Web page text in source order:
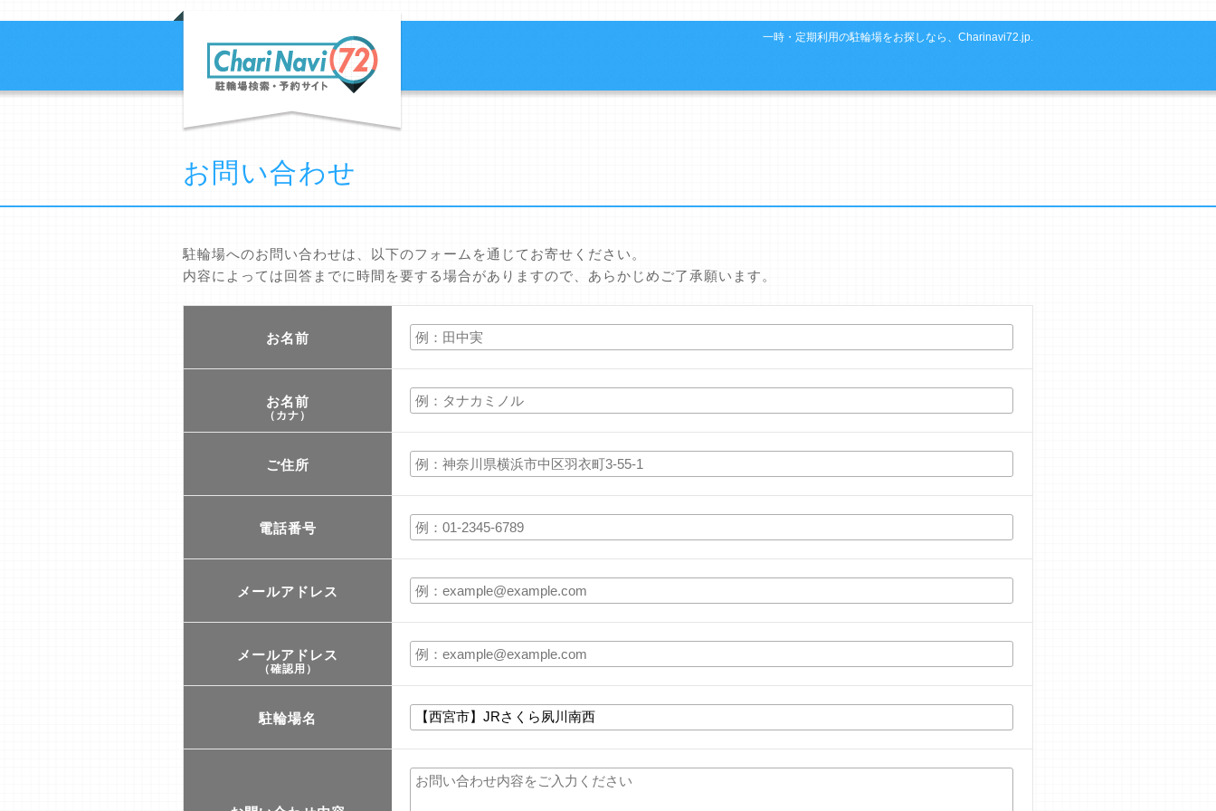
一時・定期利用の駐輪場をお探しなら、Charinavi72.jp.
お問い合わせ
駐輪場へのお問い合わせは、以下のフォームを通じてお寄せください。
内容によっては回答までに時間を要する場合がありますので、あらかじめご了承願います。
お名前
お名前
（カナ）
ご住所
電話番号
メールアドレス
メールアドレス
（確認用）
駐輪場名